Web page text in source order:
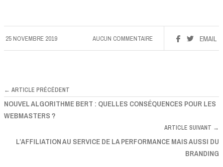
25 NOVEMBRE 2019 EMAIL
AUCUN COMMENTAIRE
← ARTICLE PRÉCÉDENT
NOUVEL ALGORITHME BERT : QUELLES CONSÉQUENCES POUR LES
WEBMASTERS ?
ARTICLE SUIVANT →
L’AFFILIATION AU SERVICE DE LA PERFORMANCE MAIS AUSSI DU
BRANDING